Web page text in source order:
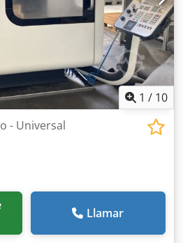
1 / 10
- Universal
Llamar